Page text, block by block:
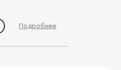
Подробнее